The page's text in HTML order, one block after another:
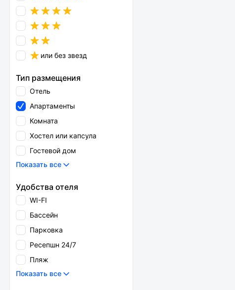
или без звезд
Тип размещения
Отель
Апартаменты
Комната
Хостел или капсула
Гостевой дом
Показать все
Удобства отеля
WI-FI
Бассейн
Парковка
Ресепшн 24/7
Пляж
Показать все